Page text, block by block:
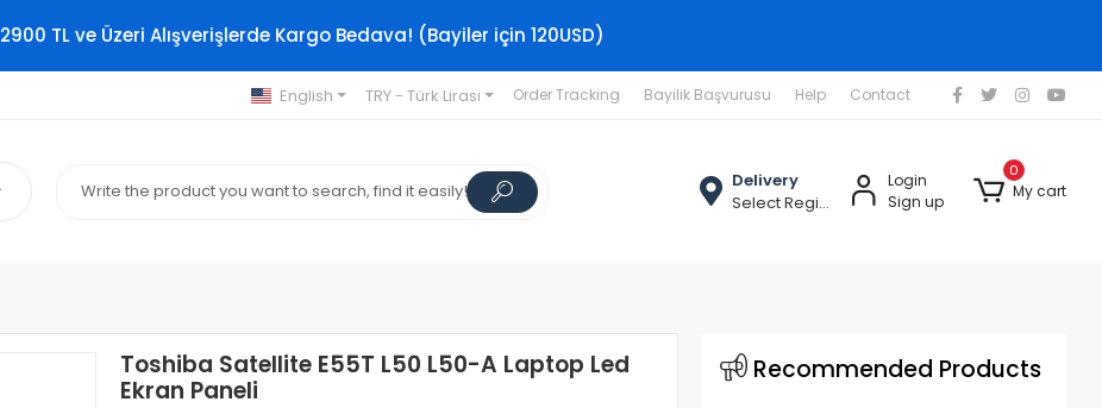
2900 TL ve Üzeri Alışverişlerde Kargo Bedava! (Bayiler için 120USD)
English TRY - Türk Lirası Order Tracking Bayilik Başvurusu Help Contact
Delivery
Select Region
Login
Sign up
0
My cart
Toshiba Satellite E55T L50 L50-A Laptop Led
Ekran Paneli
Recommended Products